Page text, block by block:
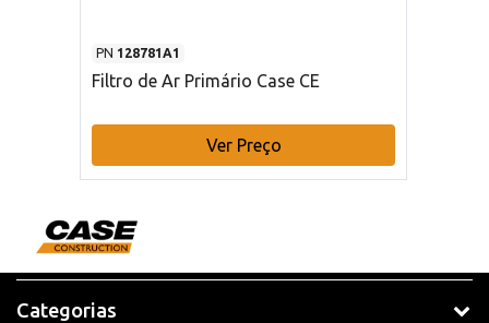
PN 128781A1
Filtro de Ar Primário Case CE
Ver Preço
Categorias